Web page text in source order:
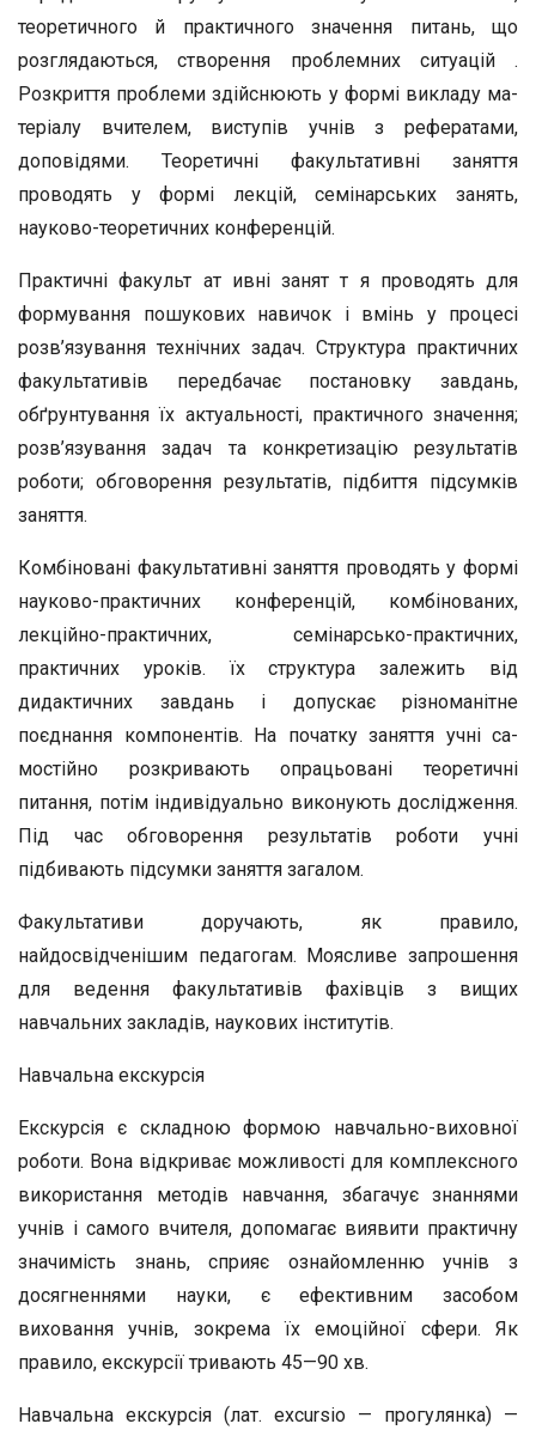
теоретичного й практичного зна­чення питань, що
розглядаються, створення проблемних ситуацій .
Розкриття проблеми здійснюють у формі викладу ма­
теріалу вчителем, виступів учнів з рефератами,
доповідями. Теоретичні факультативні заняття
проводять у формі лекцій, семінарських занять,
науково-теоретичних конференцій.
Практичні факульт ат ивні занят т я проводять для
формування пошукових навичок і вмінь у процесі
розв’язу­вання технічних задач. Структура практичних
факультати­вів передбачає постановку завдань,
обґрунтування їх актуа­льності, практичного значення;
розв’язування задач та кон­кретизацію результатів
роботи; обговорення результатів, підбиття підсумків
заняття.
Комбіновані факультативні заняття проводять у фор­мі
науково-практичних конференцій, комбінованих,
лекційно-практичних, семінарсько-практичних,
практичних уроків. їх структура залежить від
дидактичних завдань і допускає різно­манітне
поєднання компонентів. На початку заняття учні са­
мостійно розкривають опрацьовані теоретичні
питання, потім індивідуально виконують дослідження.
Під час обговорення ре­зультатів роботи учні
підбивають підсумки заняття загалом.
Факультативи доручають, як правило,
найдосвідченішим педагогам. Моясливе запрошення
для ведення факультативів фахівців з вищих
навчальних закладів, наукових інститутів.
Навчальна екскурсія
Екскурсія є складною формою навчально-виховної
робо­ти. Вона відкриває можливості для комплексного
викорис­тання методів навчання, збагачує знаннями
учнів і самого вчителя, допомагає виявити практичну
значимість знань, сприяє ознайомленню учнів з
досягненнями науки, є ефек­тивним засобом
виховання учнів, зокрема їх емоційної сфе­ри. Як
правило, екскурсії тривають 45—90 хв.
Навчальна екскурсія (лат. excursio — прогулянка) —